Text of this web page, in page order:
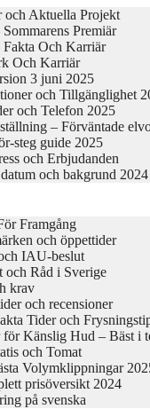
och Aktuella Projekt
Premiär
Och Karriär
Och Karriär
3 juni 2025
och Tillgänglighet
och Telefon 2025
– Förväntade
steg guide 2025
och Erbjudanden
och bakgrund 2024
Framgång
och öppettider
IAU-beslut
och Råd i Sverige
krav
och recensioner
Tider och
Känslig Hud – Bäst i
och Tomat
Volymklippningar
prisöversikt 2024
på svenska